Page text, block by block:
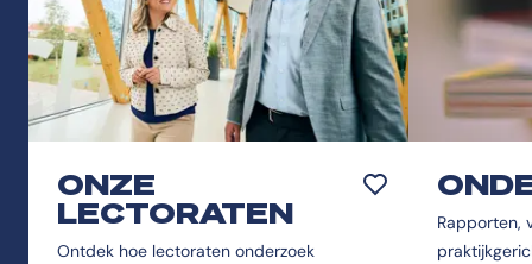
ONZE
LECTORATEN
Ontdek hoe lectoraten onderzoek
Toevoegen aan
Rapporten,